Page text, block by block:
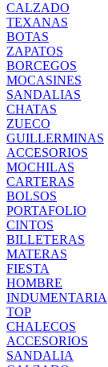
CALZADO
TEXANAS
BOTAS
ZAPATOS
BORCEGOS
MOCASINES
SANDALIAS
CHATAS
ZUECO
GUILLERMINAS
ACCESORIOS
MOCHILAS
CARTERAS
BOLSOS
PORTAFOLIO
CINTOS
BILLETERAS
MATERAS
FIESTA
HOMBRE
INDUMENTARIA
TOP
CHALECOS
ACCESORIOS
SANDALIA